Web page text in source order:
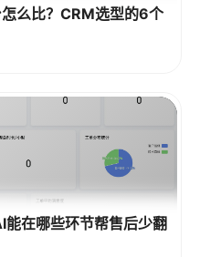
么比？CRM选型的6个
在哪些环节帮售后少翻